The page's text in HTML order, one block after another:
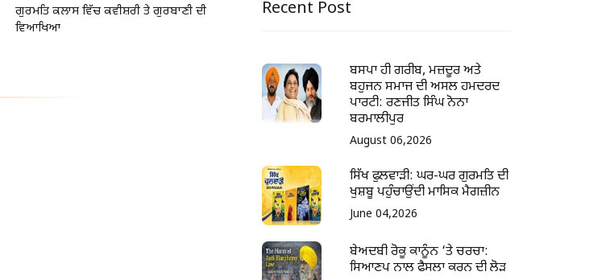
ਗੁਰਮਤਿ ਕਲਾਸ ਵਿੱਚ ਕਵੀਸ਼ਰੀ ਤੇ ਗੁਰਬਾਣੀ ਦੀ
ਵਿਆਖਿਆ
Recent Post
ਬਸਪਾ ਹੀ ਗਰੀਬ, ਮਜ਼ਦੂਰ ਅਤੇ
ਬਹੁਜਨ ਸਮਾਜ ਦੀ ਅਸਲ ਹਮਦਰਦ
ਪਾਰਟੀ: ਰਣਜੀਤ ਸਿੰਘ ਨੋਨਾ
ਬਰਮਾਲੀਪੁਰ
August 06,2026
ਸਿੱਖ ਫੁਲਵਾੜੀ: ਘਰ-ਘਰ ਗੁਰਮਤਿ ਦੀ
ਖੁਸ਼ਬੂ ਪਹੁੰਚਾਉਂਦੀ ਮਾਸਿਕ ਮੈਗਜ਼ੀਨ
June 04,2026
ਬੇਅਦਬੀ ਰੋਕੂ ਕਾਨੂੰਨ ‘ਤੇ ਚਰਚਾ:
ਸਿਆਣਪ ਨਾਲ ਫੈਸਲਾ ਕਰਨ ਦੀ ਲੋੜ